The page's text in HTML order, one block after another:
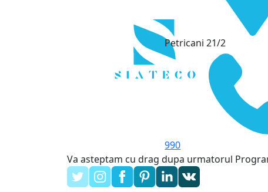
Petricani 21/2
990
Va asteptam cu drag dupa urmatorul